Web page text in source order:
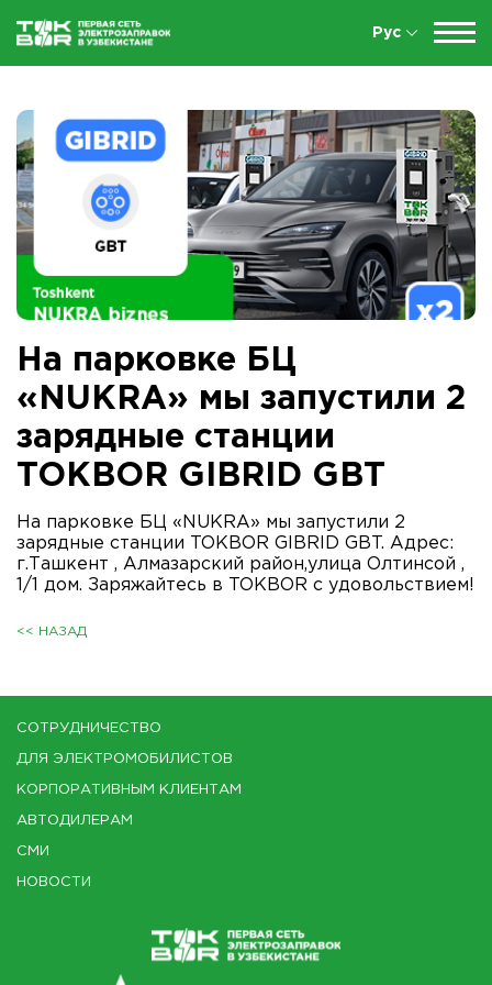
Рус
На парковке БЦ
«NUKRA» мы запустили 2
зарядные станции
TOKBOR GIBRID GBT
На парковке БЦ «NUKRA» мы запустили 2
зарядные станции TOKBOR GIBRID GBT. Адрес:
г.Ташкент , Алмазарский район,улица Олтинсой ,
1/1 дом. Заряжайтесь в TOKBOR с удовольствием!
<< НАЗАД
СОТРУДНИЧЕСТВО
ДЛЯ ЭЛЕКТРОМОБИЛИСТОВ
КОРПОРАТИВНЫМ КЛИЕНТАМ
АВТОДИЛЕРАМ
СМИ
НОВОСТИ